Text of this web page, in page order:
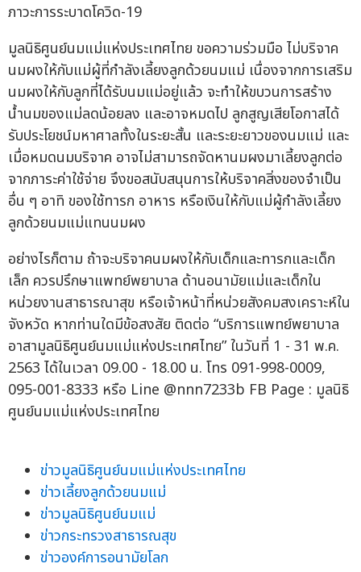
มูลนิธิศูนย์นมแม่แห่งประเทศไทย ขอความร่วมมือ ไม่บริจาค
นมผงให้กับแม่ผู้ที่กำลังเลี้ยงลูกด้วยนมแม่ เนื่องจากการเสริม
นมผงให้กับลูกที่ได้รับนมแม่อยู่แล้ว จะทำให้ขบวนการสร้าง
น้ำนมของแม่ลดน้อยลง และอาจหมดไป ลูกสูญเสียโอกาสได้
รับประโยชน์มหาศาลทั้งในระยะสั้น และระยะยาวของนมแม่ และ
เมื่อหมดนมบริจาค อาจไม่สามารถจัดหานมผงมาเลี้ยงลูกต่อ
จากภาระค่าใช้จ่าย จึงขอสนับสนุนการให้บริจาคสิ่งของจำเป็น
อื่น ๆ อาทิ ของใช้ทารก อาหาร หรือเงินให้กับแม่ผู้กำลังเลี้ยง
ลูกด้วยนมแม่แทนนมผง
อย่างไรก็ตาม ถ้าจะบริจาคนมผงให้กับเด็กและทารกและเด็ก
เล็ก ควรปรึกษาแพทย์พยาบาล ด้านอนามัยแม่และเด็กใน
หน่วยงานสาธารณาสุข หรือเจ้าหน้าที่หน่วยสังคมสงเคราะห์ใน
จังหวัด หากท่านใดมีข้อสงสัย ติดต่อ “บริการแพทย์พยาบาล
อาสามูลนิธิศูนย์นมแม่แห่งประเทศไทย” ในวันที่ 1 - 31 พ.ค.
2563 ได้ในเวลา 09.00 - 18.00 น. โทร 091-998-0009,
095-001-8333 หรือ Line @nnn7233b FB Page : มูลนิธิ
ศูนย์นมแม่แห่งประเทศไทย
ข่าวมูลนิธิศูนย์นมแม่แห่งประเทศไทย
ข่าวเลี้ยงลูกด้วยนมแม่
ข่าวมูลนิธิศูนย์นมแม่
ข่าวกระทรวงสาธารณสุข
ข่าวองค์การอนามัยโลก